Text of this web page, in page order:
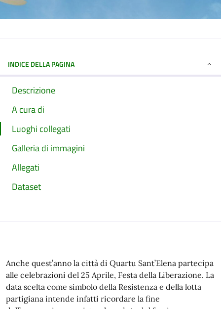
INDICE DELLA PAGINA
Descrizione
A cura di
Luoghi collegati
Galleria di immagini
Allegati
Dataset
Anche quest’anno la città di Quartu Sant’Elena partecipa
alle celebrazioni del 25 Aprile, Festa della Liberazione. La
data scelta come simbolo della Resistenza e della lotta
partigiana intende infatti ricordare la fine